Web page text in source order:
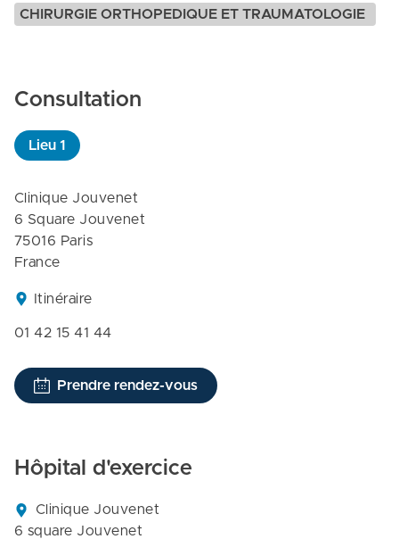
CHIRURGIE ORTHOPEDIQUE ET TRAUMATOLOGIE
Consultation
Lieu 1
Clinique Jouvenet
6 Square Jouvenet
75016 Paris
France
Itinéraire
01 42 15 41 44
Prendre rendez-vous
Hôpital d'exercice
Clinique Jouvenet
6 square Jouvenet